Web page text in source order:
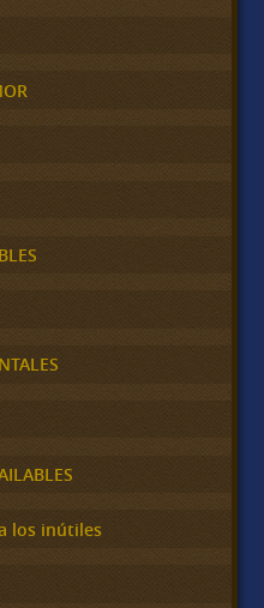
los inútiles